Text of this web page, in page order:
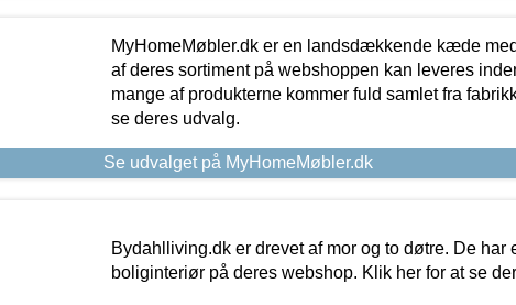
MyHomeMøbler.dk er en landsdækkende kæde
af deres sortiment på webshoppen kan leveres
mange af produkterne kommer fuld samlet fra
se deres udvalg.
Se udvalget på MyHomeMøbler.dk
Bydahlliving.dk er drevet af mor og to døtre. De har
boliginteriør på deres webshop. Klik her for at se